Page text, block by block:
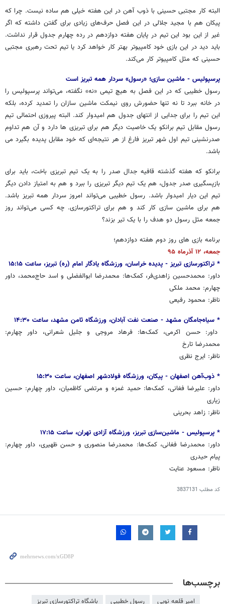
البته کار مجتبی حسینی با ذوب آهن در این هفته خیلی هم ساده نیست. چرا که
پیکان هم با مجید جلالی در این فصل حرف‌های زیادی برای گفتن داشته که اگر
غیر از این بود این تیم در پایان هفته دوازدهم در رده چهارم جدول قرار نداشت.
باید دید در این بازی خود کامپیوتر بهتر کار خواهد کرد یا تیم تحت رهبری مجتبی
حسینی که مثل کامپیوتر کار می‌کند.
پرسپولیس - ماشین سازی؛ «رسول» سردار همه تبریز است
رسول خطیبی که در این فصل به هیچ تیمی «نه» نگفته، می‌تواند پرسپولیس را
در خانه ببرد تا نه تنها حضورش روی نیمکت ماشین سازان را تمدید کرده، بلکه
این تیم را برای جدایی از انتهای جدول هم امیدوار کند. البته پیروزی احتمالی تیم
رسول مقابل تیم برانکو یک خاصیت دیگر هم برای تبریزی ها دارد و آن هم تداوم
صدرنشینی تیم اول شهر تبریز فارغ از هر نتیجه‌ای که خود مقابل پدیده بگیرد می
باشد.
برانکو که هفته گذشته قافیه جدال صدر را به یک تیم تبریزی باخت، باید برای
بازپسگیری صدر جدول، هم یک تیم دیگر تبریزی را ببرد و هم به امتیاز دادن دیگر
تیم این دیار امیدوار باشد. رسول خطیبی می‌تواند امروز سردار همه تبریز باشد.
هم برای ماشین سازی کار کند و هم برای تراکتورسازی. چه کسی می‌تواند روز
جمعه مثل رسول دو هدف را با یک تیر بزند؟
برنامه بازی های روز دوم هفته دوازدهم؛
جمعه، ۱۲ آذرماه ۹۵
* تراکتورسازی تبریز - پدیده خراسان، ورزشگاه یادگار امام (ره) تبریز، ساعت ۱۵:۱۵
داور: محمدحسین زاهدی‌فر، کمک‌ها: محمدرضا ابوالفضلی و اسد حاج‌محمد، داور
چهارم: محمد ملکی
ناظر: محمود رفیعی
* سیاه‌جامگان مشهد - صنعت نفت آبادان، ورزشگاه ثامن مشهد، ساعت ۱۴:۳۰
داور: حسن اکرمی، کمک‌ها: فرهاد مروجی و جلیل شعرانی، داور چهارم:
محمدرضا تارخ
ناظر: ایرج نظری
* ذوب‌آهن اصفهان - پیکان، ورزشگاه فولادشهر اصفهان، ساعت ۱۵:۳۰
داور: علیرضا فغانی، کمک‌ها: حمید غمزه و مرتضی کاظمیان، داور چهارم: حسین
زیاری
ناظر: زاهد بحرینی
* پرسپولیس - ماشین‌سازی تبریز، ورزشگاه آزادی تهران، ساعت ۱۷:۱۵
داور: محمدرضا فغانی، کمک‌ها: محمدرضا منصوری و حسن ظهیری، داور چهارم:
پیام حیدری
ناظر: مسعود عنایت
کد مطلب 3837131
برچسب‌ها
امیر قلعه نویی رسول خطیبی باشگاه تراکتورسازی تبریز